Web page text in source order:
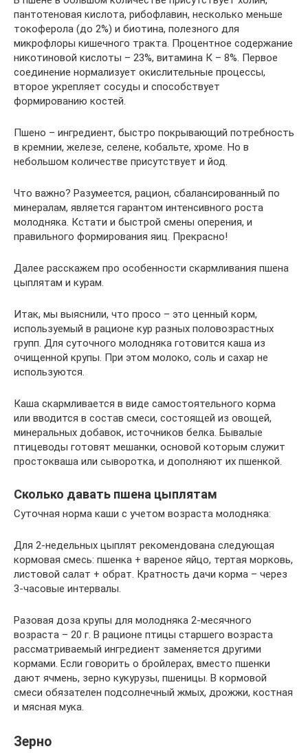
пантотеновая кислота, рибофлавин, несколько меньше
токоферола (до 2%) и биотина, полезного для
микрофлоры кишечного тракта. Процентное содержание
никотиновой кислоты – 23%, витамина К – 8%. Первое
соединение нормализует окислительные процессы,
второе укрепляет сосуды и способствует
формированию костей.
Пшено – ингредиент, быстро покрывающий потребность
в кремнии, железе, селене, кобальте, хроме. Но в
небольшом количестве присутствует и йод.
Что важно? Разумеется, рацион, сбалансированный по
минералам, является гарантом интенсивного роста
молодняка. Кстати и быстрой смены оперения, и
правильного формирования яиц. Прекрасно!
Далее расскажем про особенности скармливания пшена
цыплятам и курам.
Итак, мы выяснили, что просо – это ценный корм,
используемый в рационе кур разных половозрастных
групп. Для суточного молодняка готовится каша из
очищенной крупы. При этом молоко, соль и сахар не
используются.
Каша скармливается в виде самостоятельного корма
или вводится в состав смеси, состоящей из овощей,
минеральных добавок, источников белка. Бывалые
птицеводы готовят мешанки, основой которым служит
простокваша или сыворотка, и дополняют их пшенкой.
Сколько давать пшена цыплятам
Суточная норма каши с учетом возраста молодняка:
Для 2-недельных цыплят рекомендована следующая
кормовая смесь: пшенка + вареное яйцо, тертая морковь,
листовой салат + обрат. Кратность дачи корма – через
3-часовые интервалы.
Разовая доза крупы для молодняка 2-месячного
возраста – 20 г. В рационе птицы старшего возраста
рассматриваемый ингредиент заменяется другими
кормами. Если говорить о бройлерах, вместо пшенки
дают ячмень, зерно кукурузы, пшеницы. В кормовой
смеси обязателен подсолнечный жмых, дрожжи, костная
и мясная мука.
Зерно